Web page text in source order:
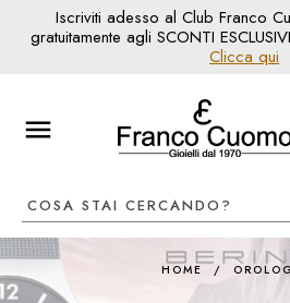
Iscriviti adesso al Club Franco
gratuitamente agli SCONTI
Clicca qui
HOME /